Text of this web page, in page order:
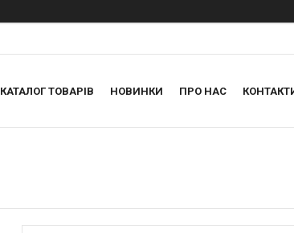
КАТАЛОГ ТОВАРІВ НОВИНКИ ПРО НАС